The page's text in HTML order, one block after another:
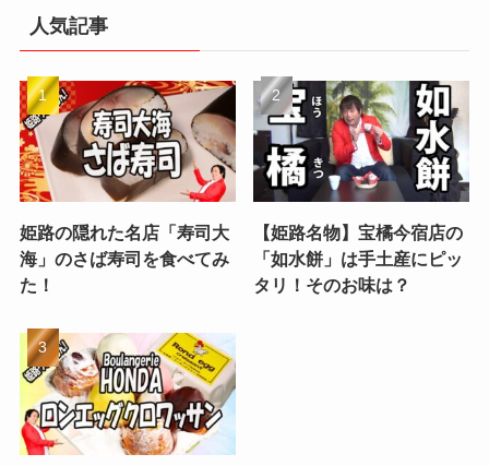
人気記事
姫路の隠れた名店「寿司大
海」のさば寿司を食べてみ
た！
【姫路名物】宝橘今宿店の
「如水餅」は手土産にピッ
タリ！そのお味は？